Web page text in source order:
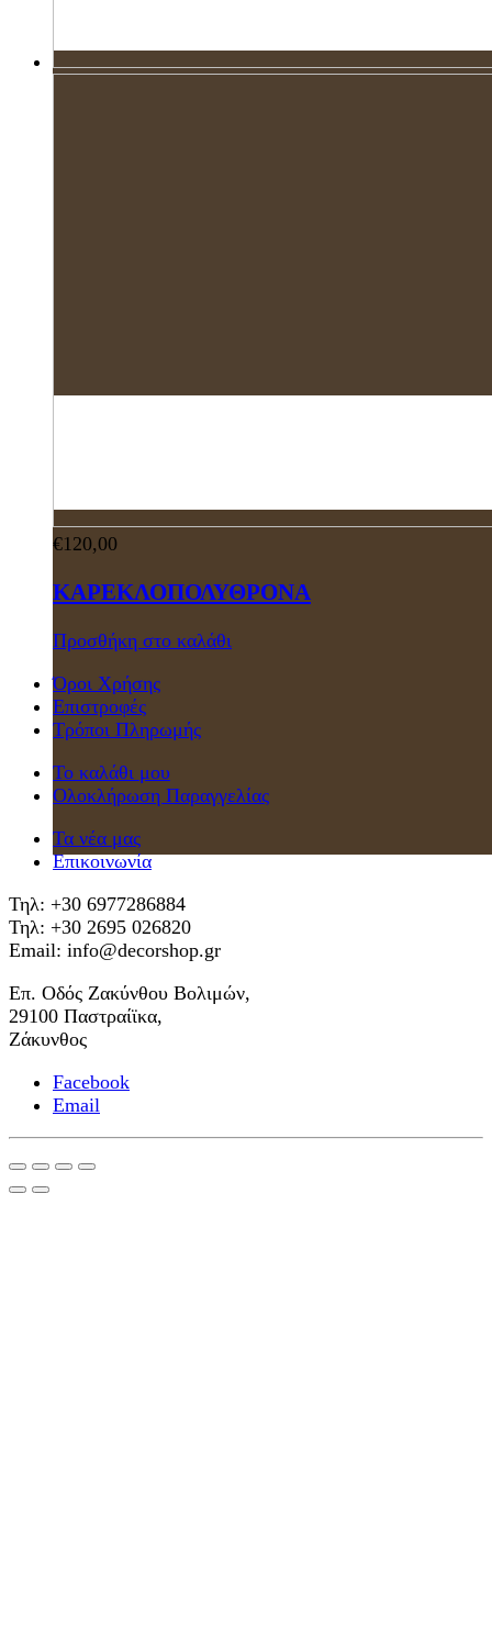
€120,00
ΚΑΡΕΚΛΟΠΟΛΥΘΡΟΝΑ
Προσθήκη στο καλάθι
Όροι Χρήσης
Επιστροφές
Τρόποι Πληρωμής
Το καλάθι μου
Ολοκλήρωση Παραγγελίας
Τα νέα μας
Επικοινωνία
Τηλ: +30 6977286884
Τηλ: +30 2695 026820
Email: info@decorshop.gr
Επ. Οδός Ζακύνθου Βολιμών,
29100 Παστραίϊκα,
Ζάκυνθος
Facebook
Email